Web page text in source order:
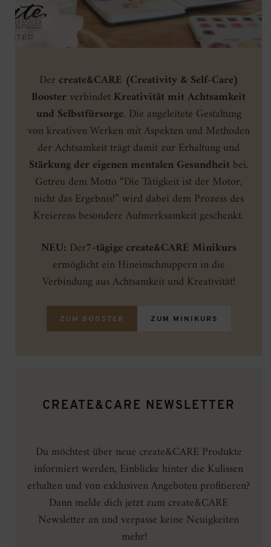
Der create&CARE (Creativity & Self-Care)
BoosterverbindetKreativität mit Achtsamkeit
und Selbstfürsorge. Die angeleitete Gestaltung
von kreativen Werken mit Aspekten und Methoden
der Achtsamkeit trägt damit zur Erhaltung und
Stärkung der eigenen mentalen Gesundheitbei.
Getreu dem Motto “Die Tätigkeit ist der Motor,
nicht das Ergebnis!” wird dabei dem Prozess des
Kreierens besondere Aufmerksamkeit geschenkt.
NEU: Der7-tägige create&CARE Minikurs
ermöglicht ein Hineinschnuppern in die
Verbindung aus Achtsamkeit und Kreativität!
ZUM BOOSTER ZUM MINIKURS
CREATE&CARE NEWSLETTER
Du möchtest über neue create&CARE Produkte
informiert werden, Einblicke hinter die Kulissen
erhalten und von exklusiven Angeboten profitieren?
Dann melde dich jetzt zum create&CARE
Newsletter an und verpasse keine Neuigkeiten
mehr!